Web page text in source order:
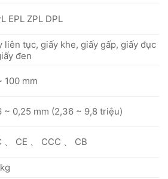
EPL ZPL DPL
liên tục, giấy khe, giấy gấp, giấy đục
đen
100 mm
~ 0,25 mm (2,36 ~ 9,8 triệu)
、 CE 、 CCC 、 CB